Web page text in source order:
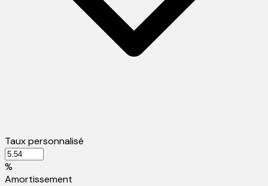
Taux personnalisé
%
Amortissement